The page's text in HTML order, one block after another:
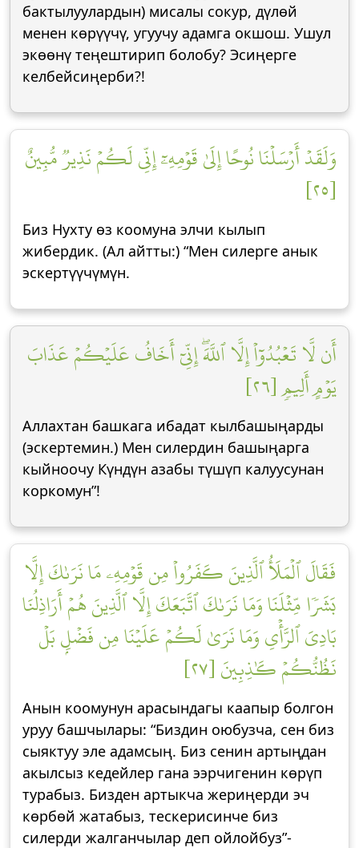
бактылуулардын) мисалы сокур, дүлөй
менен көрүүчү, угуучу адамга окшош. Ушул
экөөнү теңештирип болобу? Эсиңерге
келбейсиңерби?!
وَلَقَدۡ أَرۡسَلۡنَا نُوحًا إِلَىٰ قَوۡمِهِۦٓ إِنِّي لَكُمۡ نَذِيرٞ مُّبِينٌ
[٢٥]
Биз Нухту өз коомуна элчи кылып
жибердик. (Ал айтты:) “Мен силерге анык
эскертүүчүмүн.
أَن لَّا تَعۡبُدُوٓاْ إِلَّا ٱللَّهَۖ إِنِّيٓ أَخَافُ عَلَيۡكُمۡ عَذَابَ
يَوۡمٍ أَلِيمٖ [٢٦]
Аллахтан башкага ибадат кылбашыңарды
(эскертемин.) Мен силердин башыңарга
кыйноочу Күндүн азабы түшүп калуусунан
коркомун”!
فَقَالَ ٱلۡمَلَأُ ٱلَّذِينَ كَفَرُواْ مِن قَوۡمِهِۦ مَا نَرَىٰكَ إِلَّا
بَشَرٗا مِّثۡلَنَا وَمَا نَرَىٰكَ ٱتَّبَعَكَ إِلَّا ٱلَّذِينَ هُمۡ أَرَاذِلُنَا
بَادِيَ ٱلرَّأۡيِ وَمَا نَرَىٰ لَكُمۡ عَلَيۡنَا مِن فَضۡلِۭ بَلۡ
نَظُنُّكُمۡ كَٰذِبِينَ [٢٧]
Анын коомунун арасындагы каапыр болгон
уруу башчылары: “Биздин оюбузча, сен биз
сыяктуу эле адамсың. Биз сенин артыңдан
акылсыз кедейлер гана ээрчигенин көрүп
турабыз. Бизден артыкча жериңерди эч
көрбөй жатабыз, тескерисинче биз
силерди жалганчылар деп ойлойбуз”-